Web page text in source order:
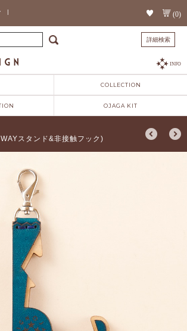
| (0)
詳細検索
INFO
COLLECTION
OJAGA KIT
スタンド&非接触フック)